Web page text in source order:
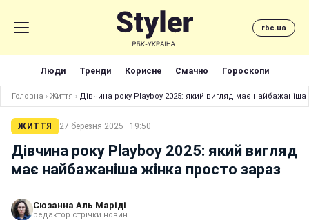
rbc.ua
Люди Тренди Корисне Смачно Гороскопи
Головна › Життя › Дівчина року Playboy 2025: який вигляд має найбажаніша
ЖИТТЯ 27 березня 2025 · 19:50
Дівчина року Playboy 2025: який вигляд
має найбажаніша жінка просто зараз
Сюзанна Аль Маріді
редактор стрічки новин